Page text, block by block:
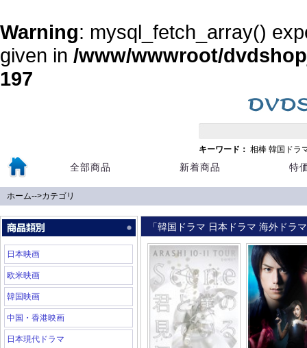
Warning: mysql_fetch_array()
given in /www/wwwroot/
197
キーワード： 相棒 韓国ドラ
全部商品 新着商品 特
ホーム-->カテゴリ
日本映画
欧米映画
韓国映画
中国・香港映画
日本現代ドラマ
「韓国ドラマ 日本ドラマ 海外ドラ